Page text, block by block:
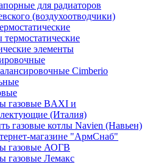
для радиаторов
(воздухоотводчики)
элементы
Cimberio
газовые BAXI и
(Италия)
газовые котлы Navien (Навьен)
магазине "АрмСнаб"
газовые АОГВ
газовые Лемакс